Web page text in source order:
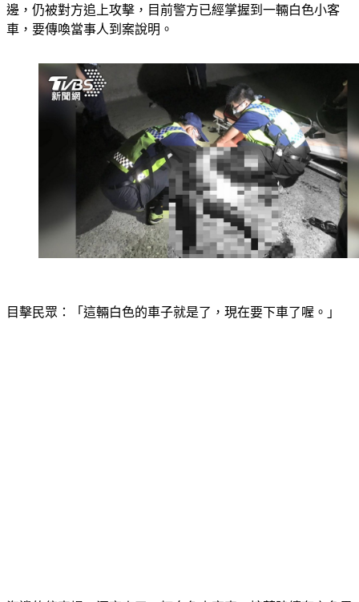
吵，遭到同車的六名男子追打，雖然被害人最後躲進北堤海
邊，仍被對方追上攻擊，目前警方已經掌握到一輛白色小客